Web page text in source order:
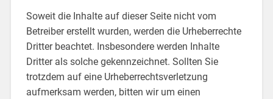
Soweit die Inhalte auf dieser Seite nicht vom
Betreiber erstellt wurden, werden die Urheberrechte
Dritter beachtet. Insbesondere werden Inhalte
Dritter als solche gekennzeichnet. Sollten Sie
trotzdem auf eine Urheberrechtsverletzung
aufmerksam werden, bitten wir um einen